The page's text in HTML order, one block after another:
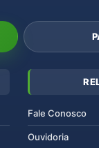
Fale Conosco
Ouvidoria